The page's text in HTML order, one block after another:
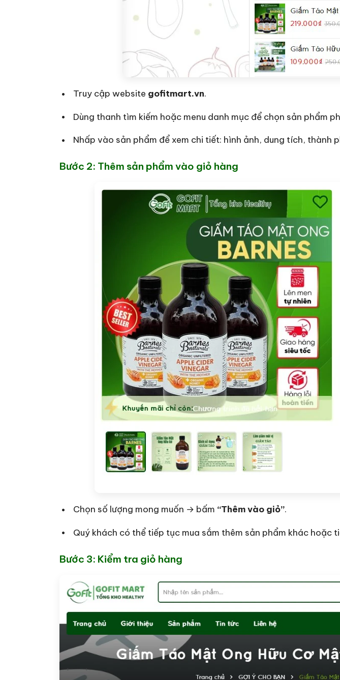
Truy cập website gofitmart.vn.
Dùng thanh tìm kiếm hoặc menu danh mục để chọn sản phẩm
Nhấp vào sản phẩm để xem chi tiết: hình ảnh, dung tích, thành
Bước 2: Thêm sản phẩm vào giỏ hàng
Chọn số lượng mong muốn → bấm “Thêm vào giỏ”.
Quý khách có thể tiếp tục mua sắm thêm sản phẩm khác hoặc
Bước 3: Kiểm tra giỏ hàng